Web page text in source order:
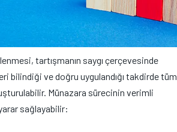
tartışmanın saygı çerçevesinde
bilindiği ve doğru uygulandığı takdirde tüm
Münazara sürecinin verimli
sağlayabilir: